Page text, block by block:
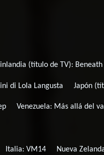
(título de TV):
di Lola Langusta Japón
Venezuela: Más allá del
Italia: VM14 Nueva